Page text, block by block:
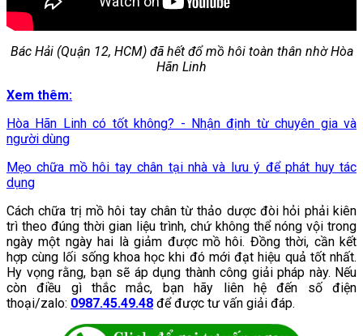
Bác Hải (Quận 12, HCM) đã hết đổ mồ hôi toàn thân nhờ Hòa
Hãn Linh
Xem thêm:
Hòa Hãn Linh có tốt không? - Nhận định từ chuyên gia và
người dùng
Mẹo chữa mồ hôi tay chân tại nhà và lưu ý để phát huy tác
dụng
Cách chữa trị mồ hôi tay chân từ thảo dược đòi hỏi phải kiên
trì theo đúng thời gian liệu trình, chứ không thể nóng vội trong
ngày một ngày hai là giảm được mồ hôi. Đồng thời, cần kết
hợp cùng lối sống khoa học khi đó mới đạt hiệu quả tốt nhất.
Hy vọng rằng, bạn sẽ áp dụng thành công giải pháp này. Nếu
còn điều gì thắc mắc, bạn hãy liên hệ đến số điện
thoại/zalo: 0987.45.49.48 để được tư vấn giải đáp.